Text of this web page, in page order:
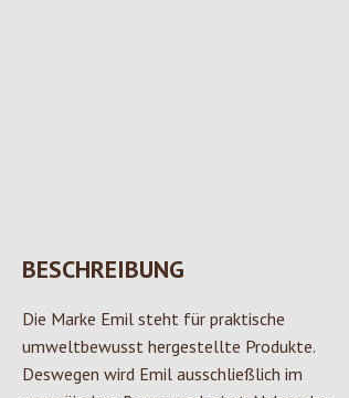
BESCHREIBUNG
Die Marke Emil steht für praktische
umweltbewusst hergestellte Produkte.
Deswegen wird Emil ausschließlich im